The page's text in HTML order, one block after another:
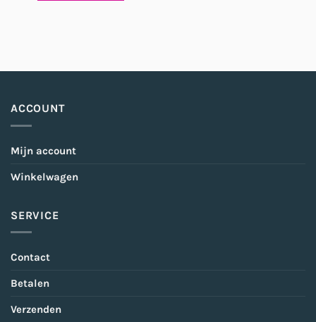
ACCOUNT
Mijn account
Winkelwagen
SERVICE
Contact
Betalen
Verzenden